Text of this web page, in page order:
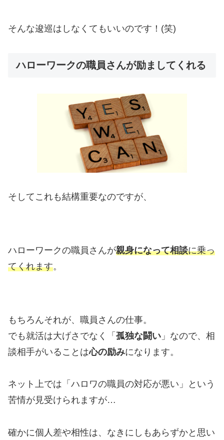
そんな逡巡はしなくてもいいのです！(笑)
ハローワークの職員さんが励ましてくれる
そしてこれも結構重要なのですが、
ハローワークの職員さんが親身になって相談に乗っ
てくれます。
もちろんそれが、職員さんの仕事。
でも就活は大げさでなく「 孤独な闘い 」なので、相
談相手がいることは心の励みになります。
ネット上では「ハロワの職員の対応が悪い」という
苦情が見受けられますが…
確かに個人差や相性は、なきにしもあらずかと思い